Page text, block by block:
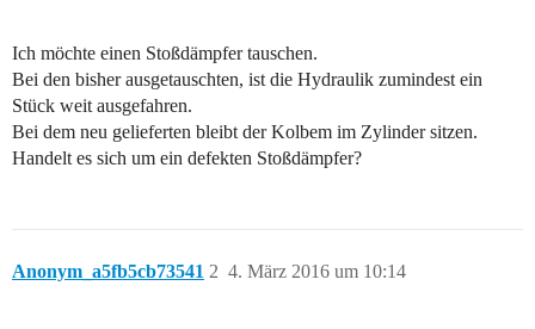
Ich möchte einen Stoßdämpfer tauschen.
Bei den bisher ausgetauschten, ist die Hydraulik zumindest ein
Stück weit ausgefahren.
Bei dem neu gelieferten bleibt der Kolbem im Zylinder sitzen.
Handelt es sich um ein defekten Stoßdämpfer?
Anonym_a5fb5cb73541 4. März 2016 um 10:14
2